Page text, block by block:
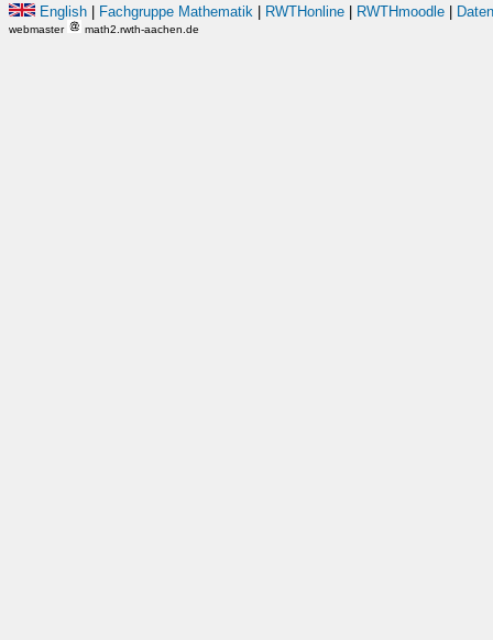
English Fachgruppe Mathematik RWTHonline RWTHmoodle
webmaster math2.rwth-aachen.de